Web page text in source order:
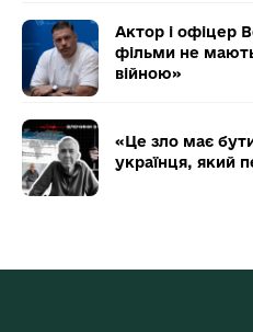
Актор і офіцер
фільми не мають
війною»
«Це зло має
українця, який